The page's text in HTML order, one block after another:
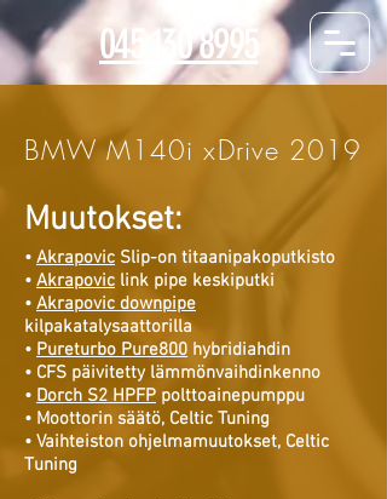
045 130 8995
BMW M140i xDrive 2019
Muutokset:
• Akrapovic Slip-on titaanipakoputkisto
• Akrapovic link pipe keskiputki
• Akrapovic downpipe
kilpakatalysaattorilla
• Pureturbo Pure800 hybridiahdin
• CFS päivitetty lämmönvaihdinkenno
• Dorch S2 HPFP polttoainepumppu
• Moottorin säätö, Celtic Tuning
• Vaihteiston ohjelmamuutokset, Celtic
Tuning